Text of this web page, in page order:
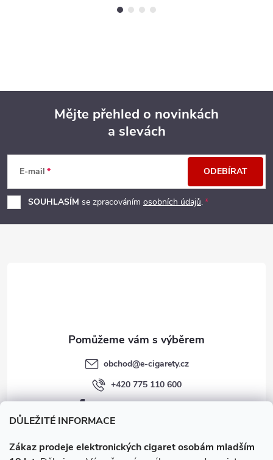
DŮLEŽITÉ INFORMACE
Zákaz prodeje elektronických cigaret osobám mladším
p
a
Mějte přehled o novinkách
a slevách
E-mail
SOUHLASÍM se zpracováním osobních údajů.
ODEBÍRAT
obchod@e-cigarety.cz
+420 775 110 600